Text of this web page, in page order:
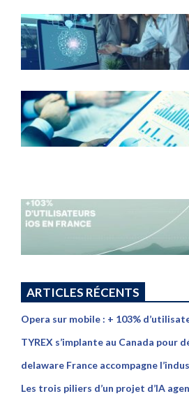
ARTICLES RÉCENTS
Opera sur mobile : + 103%
TYREX s’implante au Canada pour
delaware France accompagne
Les trois piliers d’un projet d’IA